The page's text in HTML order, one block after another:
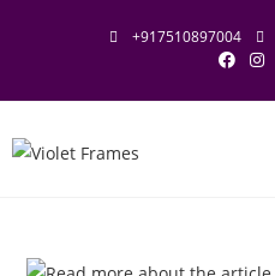
+917510897004